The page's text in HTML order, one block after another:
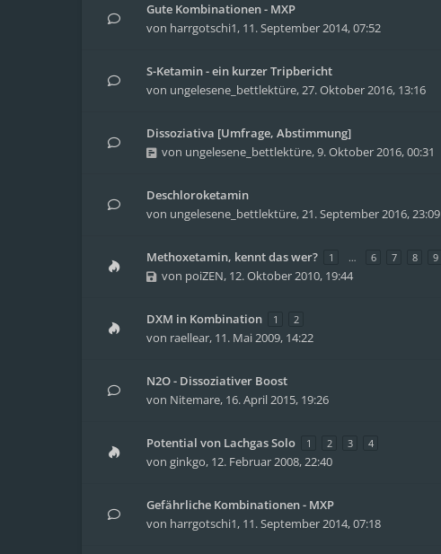
Gute Kombinationen - MXP
von harrgotschi1, 11. September 2014, 07:52
S-Ketamin - ein kurzer Tripbericht
von ungelesene_bettlektüre,27. Oktober 2016, 13:16
Dissoziativa [Umfrage, Abstimmung]
von ungelesene_bettlektüre,9. Oktober 2016, 00:31
Deschloroketamin
von ungelesene_bettlektüre,21. September 2016, 23:09
Methoxetamin, kennt das wer? 1 … 6 7 8 9
von poiZEN, 12. Oktober 2010, 19:44
DXM in Kombination 1 2
von raellear, 11. Mai 2009, 14:22
N2O - Dissoziativer Boost
von Nitemare, 16. April 2015, 19:26
Potential von Lachgas Solo 1 2 3 4
von ginkgo, 12. Februar 2008, 22:40
Gefährliche Kombinationen - MXP
von harrgotschi1, 11. September 2014, 07:18